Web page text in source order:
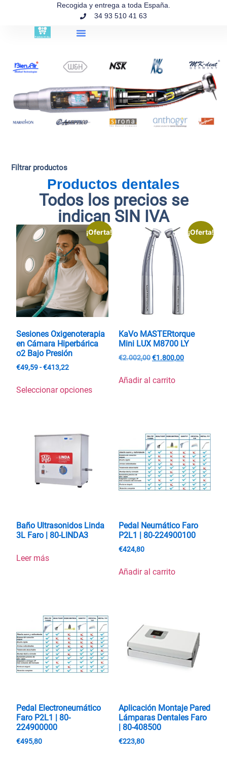
Recogida y entrega a toda España.
34 93 510 41 63
Filtrar productos
Productos dentales
Todos los precios se
indican SIN IVA
¡Oferta!
Sesiones Oxigenoterapia
en Cámara Hiperbárica
o2 Bajo Presión
€49,59 -€413,22
Seleccionar opciones
¡Oferta!
KaVo MASTERtorque
Mini LUX M8700 LY
€2.002,00€1.800,00
Añadir al carrito
Baño Ultrasonidos Linda
3L Faro | 80-LINDA3
Leer más
Pedal Neumático Faro
P2L1 | 80-224900100
€424,80
Añadir al carrito
Pedal Electroneumático
Faro P2L1 | 80-
224900000
€495,80
Aplicación Montaje Pared
Lámparas Dentales Faro
| 80-408500
€223,80